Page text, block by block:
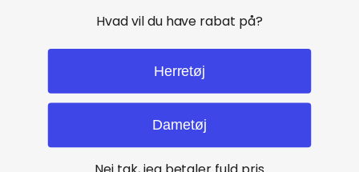
Hvad vil du have rabat på?
Herretøj
Dametøj